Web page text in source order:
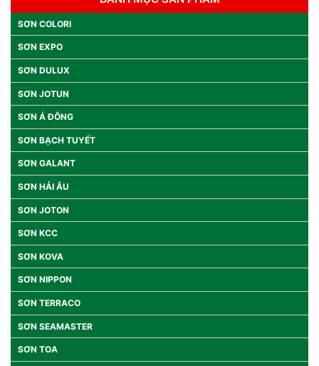
SƠN COLORI
SƠN EXPO
SƠN DULUX
SƠN JOTUN
SƠN Á ĐÔNG
SƠN BẠCH TUYẾT
SƠN GALANT
SƠN HẢI ÂU
SƠN JOTON
SƠN KCC
SƠN KOVA
SƠN NIPPON
SƠN TERRACO
SƠN SEAMASTER
SƠN TOA